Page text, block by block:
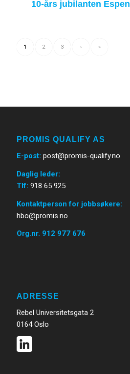
10-års jubilanten Espen
1 2 3 › »
PROMIS QUALIFY AS
E-post: post@promis-qualify.no
Daglig leder:
Tlf: 918 65 925
Kontaktperson for jobbsøkere:
hbo@promis.no
Org.nr. 912 977 676
ADRESSE
Rebel Universitetsgata 2
0164 Oslo